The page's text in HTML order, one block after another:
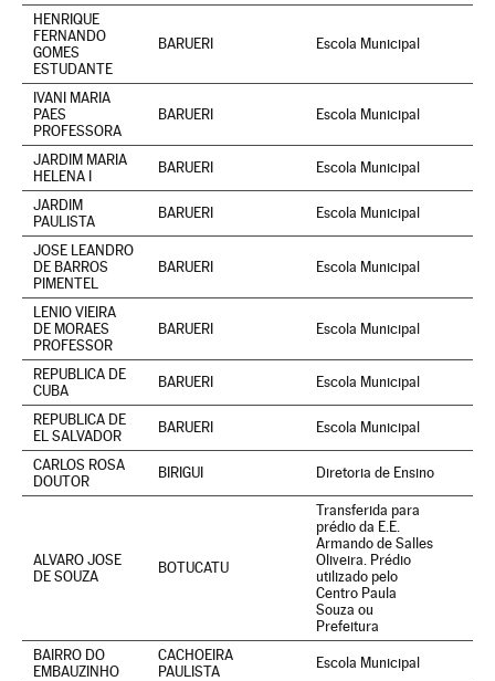
HENRIQUE
FERNANDO
GOMES
ESTUDANTE
BARUERI Escola Municipal
IVANI MARIA
PAES
PROFESSORA
BARUERI Escola Municipal
JARDIM MARIA
HELENA I
BARUERI Escola Municipal
JARDIM
PAULISTA
BARUERI Escola Municipal
JOSE LEANDRO
DE BARROS
PIMENTEL
BARUERI Escola Municipal
LENIO VIEIRA
DE MORAES
PROFESSOR
BARUERI Escola Municipal
REPUBLICA DE
CUBA
BARUERI Escola Municipal
REPUBLICA DE
EL SALVADOR
BARUERI Escola Municipal
CARLOS ROSA
DOUTOR
BIRIGUI Diretoria de Ensino
ALVARO JOSE
DE SOUZA
BOTUCATU
Transferida para
prédio da E.E.
Armando de Salles
Oliveira. Prédio
utilizado pelo
Centro Paula
Souza ou
Prefeitura
BAIRRO DO
EMBAUZINHO
CACHOEIRA
PAULISTA
Escola Municipal